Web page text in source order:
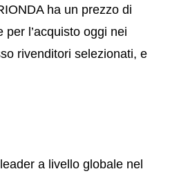
ha un prezzo di
l’acquisto oggi nei
rivenditori selezionati, e
a livello globale nel